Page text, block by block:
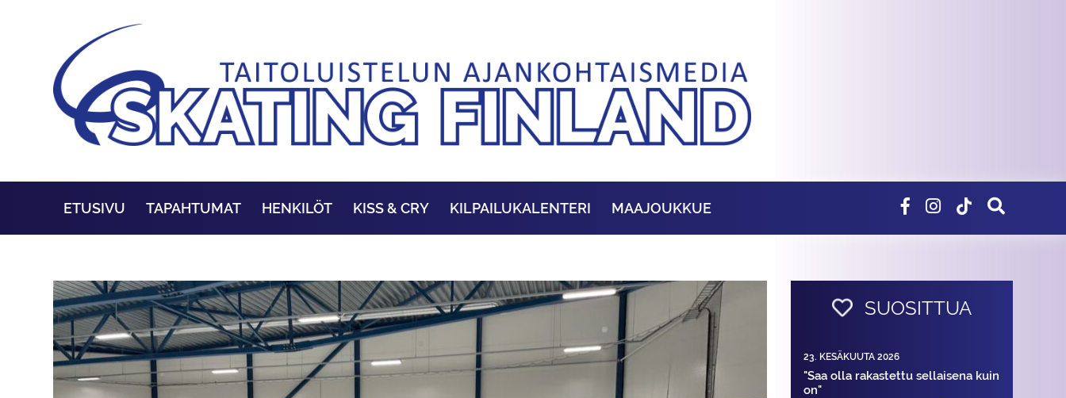
ETUSIVU TAPAHTUMAT HENKILÖT KISS & CRY KILPAILUKALENTERI MAAJOUKKUE
SUOSITTUA
23. KESÄKUUTA 2026
"Saa olla rakastettu sellaisena kuin
on"